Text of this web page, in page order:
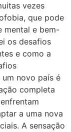
vezes
que pode
mental e bem-
os desafios
e como a
novo país é
completa
a uma nova
A sensação